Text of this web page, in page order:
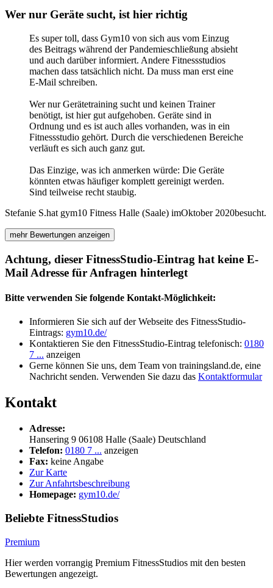
Wer nur Geräte sucht, ist hier richtig
Es super toll, dass Gym10 von sich aus vom Einzug
des Beitrags während der Pandemieschließung absieht
und auch darüber informiert. Andere Fitnessstudios
machen dass tatsächlich nicht. Da muss man erst eine
E-Mail schreiben.
Wer nur Gerätetraining sucht und keinen Trainer
benötigt, ist hier gut aufgehoben. Geräte sind in
Ordnung und es ist auch alles vorhanden, was in ein
Fitnessstudio gehört. Durch die verschiedenen Bereiche
verläuft es sich auch ganz gut.
Das Einzige, was ich anmerken würde: Die Geräte
könnten etwas häufiger komplett gereinigt werden.
Sind teilweise recht staubig.
Stefanie S.hat gym10 Fitness Halle (Saale) imOktober 2020besucht.
mehr Bewertungen anzeigen
Achtung, dieser FitnessStudio-Eintrag hat keine E-
Mail Adresse für Anfragen hinterlegt
Bitte verwenden Sie folgende Kontakt-Möglichkeit:
Informieren Sie sich auf der Webseite des FitnessStudio-
Eintrags: gym10.de/
Kontaktieren Sie den FitnessStudio-Eintrag telefonisch: 0180
7 ... anzeigen
Gerne können Sie uns, dem Team von trainingsland.de, eine
Nachricht senden. Verwenden Sie dazu das Kontaktformular
Kontakt
Adresse:
Hansering 9 06108 Halle (Saale) Deutschland
Telefon: 0180 7 ... anzeigen
Fax: keine Angabe
Zur Karte
Zur Anfahrtsbeschreibung
Homepage: gym10.de/
Beliebte FitnessStudios
Premium
Hier werden vorrangig Premium FitnessStudios mit den besten
Bewertungen angezeigt.